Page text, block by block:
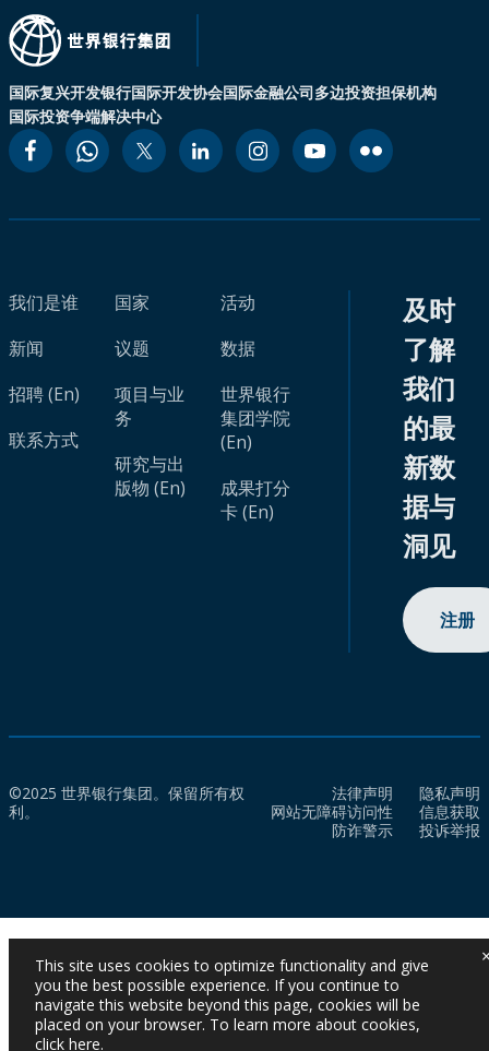
国际复兴开发银行国际开发协会国际金融公司多边投资担保机构
国际投资争端解决中心
我们是谁
新闻
招聘 (En)
联系方式
国家
议题
项目与业
务
研究与出
版物 (En)
活动
数据
世界银行
集团学院
(En)
成果打分
卡 (En)
及时
了解
我们
的最
新数
据与
洞见
注册
©2025 世界银行集团。保留所有权
利。
法律声明
隐私声明
网站无障碍访问性
信息获取
防诈警示
投诉举报
This site uses cookies to optimize functionality and give
you the best possible experience. If you continue to
navigate this website beyond this page, cookies will be
placed on your browser. To learn more about cookies,
click here.